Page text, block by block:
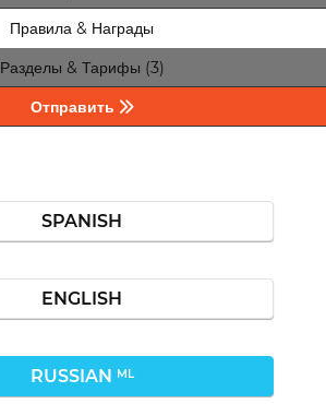
Правила & Награды
Разделы & Тарифы (3)
Отправить
SPANISH
ENGLISH
RUSSIAN ML